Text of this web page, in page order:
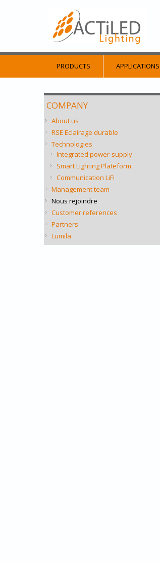
PRODUCTS APPLICATIONS
COMPANY
About us
RSE Eclairage durable
Technologies
Integrated power-supply
Smart Lighting Plateform
Communication LiFi
Management team
Nous rejoindre
Customer references
Partners
Lumila